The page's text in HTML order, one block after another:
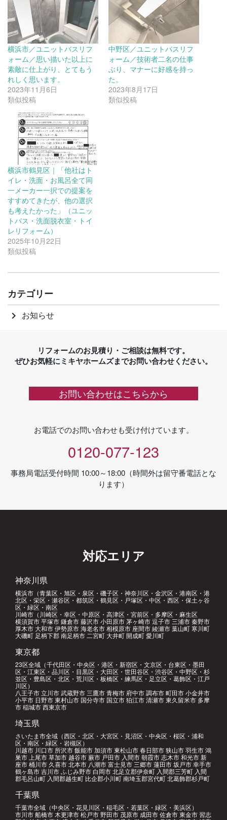
横浜市／ユニットバスリフ
ォーム／思い描いた以上に
素敵に仕上がり、とてもう
れしく思います。
2023年11月6日
類似投稿
中野区／ユニットバスリフ
ォーム／技術者二名の仕事
ぶり、マナーに好感を持っ
た。
2023年8月17日
類似投稿
横浜市鶴見区｜「他社はト
イレ・洗面・お風呂全て同
一メーカー一択での提案を
すすめてきたが、他の選択
も考えたかった」（ユニッ
トバス・洗面脱衣室・トイ
レリフォーム）
2025年10月22日
類似投稿
カテゴリー
keyboard_arrow_right お知らせ
リフォームのお見積り・ご相談は無料です。
ぜひお気軽にミキヤホームズまでお問い合わせください。
お問い合わせはこちらから
お電話でのお問い合わせも受け付けています。
0120-077-123
事務局電話受付時間 10:00～18:00（時間外は留守番電話とな
ります）
対応エリア
神奈川県
横浜市（青葉区・旭区・泉区・磯子区・神奈川区・金沢区・港南区・港
北区・栄区・瀬谷区・都筑区・鶴見区・戸塚区・中区・西区・保土ヶ谷
区・緑区・南区
川崎市（川崎区・幸区・中原区・高津区・宮前区・多摩区・麻生区
横須賀市 平塚市 鎌倉市 藤沢市 小田原市 茅ヶ崎市 逗子市 三浦市 秦野市
厚木市 大和市 伊勢原市 海老名市 相模原市 座間市 綾瀬市 葉山町 寒川町
大磯町 足柄下郡 南足柄市 二宮町 大井町 開成町 愛川町
東京都
23区全域（千代田区・中央区・港区・新宿区・文京区・台東区・墨田
区・江東区・品川区・目黒区・大田区・世田谷区・渋谷区・中野区・杉
並区・豊島区・北区・荒川区・板橋区・練馬区・足立区・葛飾区・江戸
川区）
八王子市 立川市 武蔵野市 三鷹市 青梅市 府中市 調布市 町田市 小金井市
小平市 日野市 東村山市 国分寺市 国立市 狛江市 清瀬市 東久留米市 多摩
市 稲城市 西東京市
埼玉県
さいたま市全域（西区・北区・大宮区・見沼区・中央区・桜区・浦和
区・南区・緑区・岩槻区）
川越市 川口市 所沢市 飯能市 加須市 東松山市 春日部市 狭山市 羽生市 鴻
巣市 上尾市 草加市 越谷市 蕨市 戸田市 入間市 朝霞市 志木市 和光市 新
座市 桶川市 久喜市 北本市 八潮市 富士見市 三郷市 蓮田市 坂戸市 幸手市
鶴ヶ島市 吉川市 ふじみ野市 白岡市 北足立郡伊奈町 入間郡三芳町 入間
郡毛呂山町 入間郡越生町 比企郡小川町 南埼玉郡宮代町 北葛飾郡杉戸町
千葉県
千葉市全域（中央区・花見川区・稲毛区・若葉区・緑区・美浜区）
市川市 船橋市 木更津市 松戸市 野田市 茂原市 成田市 佐倉市 東金市 習志